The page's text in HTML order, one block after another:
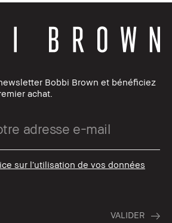
Bobbi Brown et bénéficiez
achat.
sur l’utilisation de vos données